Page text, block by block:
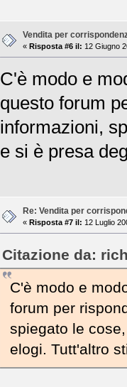
Vendita per
« Risposta #6 il: 12 Giugno
C'è modo e
questo forum
informazioni,
e si è presa
Re: Vendita per
« Risposta #7 il: 12 Luglio
Citazione da:
C'è modo e
forum per
spiegato le
elogi. Tutt'altro